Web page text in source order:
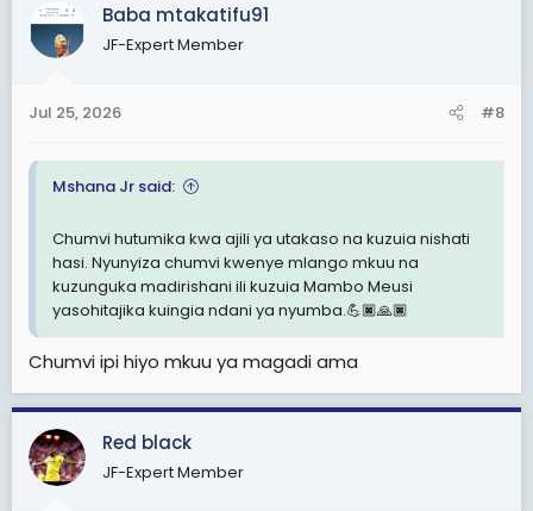
t
i
s
Baba mtakatifu91
JF-Expert Member
Jul 25, 2026 #8
Mshana Jr said:
Chumvi hutumika kwa ajili ya utakaso na kuzuia nishati
hasi. Nyunyiza chumvi kwenye mlango mkuu na
kuzunguka madirishani ili kuzuia Mambo Meusi
yasohitajika kuingia ndani ya nyumba.💪🏿🙏🏿
Chumvi ipi hiyo mkuu ya magadi ama
Red black
JF-Expert Member